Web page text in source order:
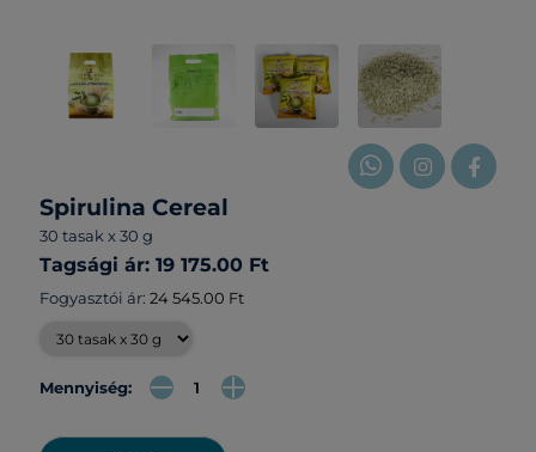
Spirulina Cereal
30 tasak x 30 g
Tagsági ár: 19 175.00 Ft
Fogyasztói ár: 24 545.00 Ft
Mennyiség: